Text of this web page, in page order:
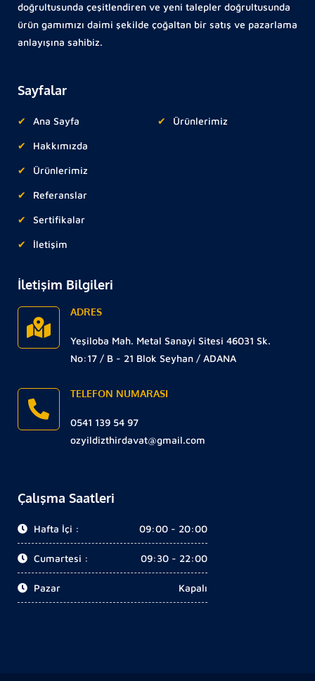
doğrultusunda çeşitlendiren ve yeni talepler doğrultusunda
ürün gamımızı daimi şekilde çoğaltan bir satış ve pazarlama
anlayışına sahibiz.
Sayfalar
Ana Sayfa
Hakkımızda
Ürünlerimiz
Referanslar
Sertifikalar
İletişim
Ürünlerimiz
İletişim Bilgileri
ADRES
Yeşiloba Mah. Metal Sanayi Sitesi 46031 Sk.
No:17 / B - 21 Blok Seyhan / ADANA
TELEFON NUMARASI
0541 139 54 97
ozyildizthirdavat@gmail.com
Çalışma Saatleri
Hafta İçi : 09:00 - 20:00
Cumartesi : 09:30 - 22:00
Pazar Kapalı